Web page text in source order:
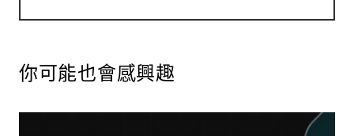
你可能也會感興趣